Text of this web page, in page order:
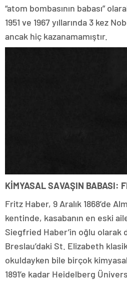
“atom bombasının babası”
1951 ve 1967 yıllarında 3 kez
ancak hiç kazanamamıştır.
KİMYASAL SAVAŞIN BABASI:
Fritz Haber, 9 Aralık 1868’de
kentinde, kasabanın en eski
Siegfried Haber’in oğlu olarak
Breslau’daki St. Elizabeth
okuldayken bile birçok kimyasal
1891’e kadar Heidelberg